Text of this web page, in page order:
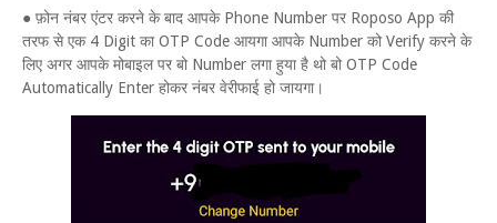
● फ़ोन नंबर एंटर करने के बाद आपके Phone Number पर Roposo App की
तरफ से एक 4 Digit का OTP Code आयगा आपके Number को Verify करने के
लिए अगर आपके मोबाइल पर बो Number लगा हुया है थो बो OTP Code
Automatically Enter होकर नंबर वेरीफाई हो जायगा।